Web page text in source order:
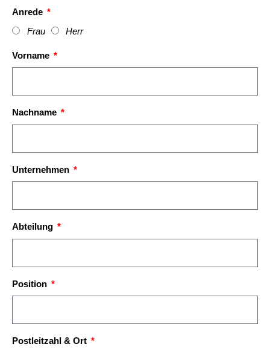
Anrede
Frau
Herr
Vorname
Nachname
Unternehmen
Abteilung
Position
Postleitzahl & Ort